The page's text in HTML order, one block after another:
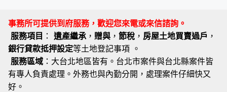
事務所可提供到府服務，歡迎您來電或來信諮詢。
服務項目 ： 遺產繼承 ， 贈與 ， 節稅 ， 房屋土地買賣過戶 ，
銀行貸款抵押設定等土地登記事項 。
服務區域 ：大台北地區皆有。台北市案件與台北縣案件皆
有專人負責處理。外務也與內勤分開，處理案件仔細快又
好。